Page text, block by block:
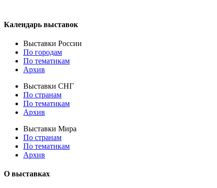
Календарь выставок
Выставки России
По городам
По тематикам
Архив
Выставки СНГ
По странам
По тематикам
Архив
Выставки Мира
По странам
По тематикам
Архив
О выставках